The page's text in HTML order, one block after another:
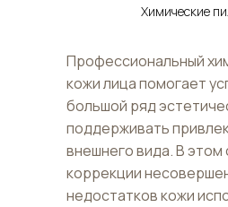
Химические
Профессиональный
кожи лица помогает
большой ряд
поддерживать
внешнего вида. В этом
коррекции
недостатков кожи